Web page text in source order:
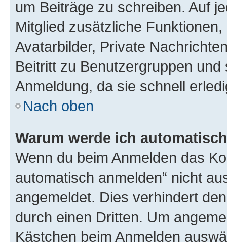
um Beiträge zu schreiben. Auf
Mitglied zusätzliche
Avatarbilder, Private
Beitritt zu Benutzergruppen
Anmeldung, da sie schnell
Nach oben
Warum werde ich
Wenn du beim Anmelden das
automatisch anmelden“ nicht
angemeldet. Dies verhindert
durch einen Dritten. Um
Kästchen beim Anmelden